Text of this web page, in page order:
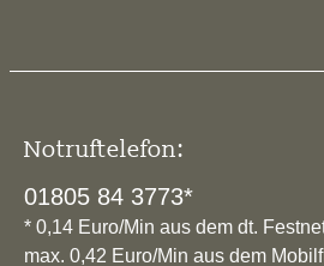
Notruftelefon:
01805 84 3773*
* 0,14 Euro/Min aus dem dt.
max. 0,42 Euro/Min aus dem